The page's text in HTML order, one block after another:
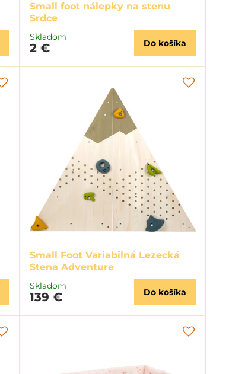
Small foot nálepky na stenu
Srdce
Skladom
2 € Do košíka
Small Foot Variabilná Lezecká
Stena Adventure
Skladom
139 € Do košíka